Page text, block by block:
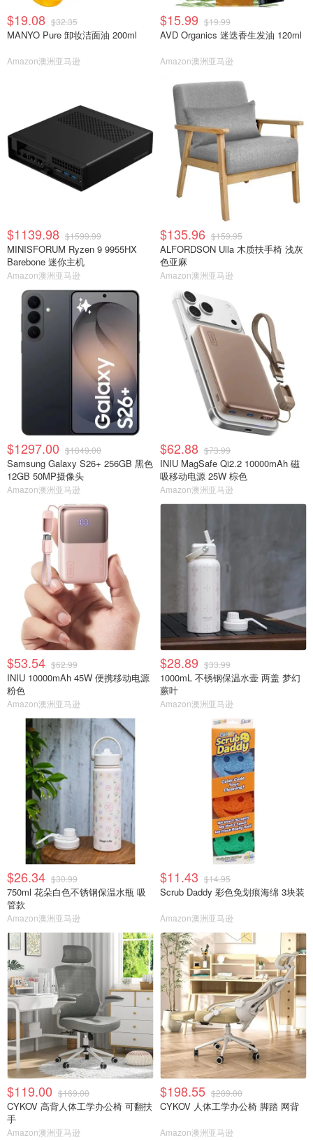
$19.08 $32.35
MANYO Pure 卸妆洁面油 200ml
Amazon澳洲亚马逊
$15.99 $19.99
AVD Organics 迷迭香生发油 120ml
Amazon澳洲亚马逊
$1139.98 $1599.99
MINISFORUM Ryzen 9 9955HX
Barebone 迷你主机
Amazon澳洲亚马逊
$135.96 $159.95
ALFORDSON Ulla 木质扶手椅 浅灰
色亚麻
Amazon澳洲亚马逊
$1297.00 $1849.00
Samsung Galaxy S26+ 256GB 黑色
12GB 50MP摄像头
Amazon澳洲亚马逊
$62.88 $73.99
INIU MagSafe Qi2.2 10000mAh 磁
吸移动电源 25W 棕色
Amazon澳洲亚马逊
$53.54 $62.99
INIU 10000mAh 45W 便携移动电源
粉色
Amazon澳洲亚马逊
$28.89 $33.99
1000mL 不锈钢保温水壶 两盖 梦幻
蕨叶
Amazon澳洲亚马逊
$26.34 $30.99
750ml 花朵白色不锈钢保温水瓶 吸
管款
Amazon澳洲亚马逊
$11.43 $14.95
Scrub Daddy 彩色免划痕海绵 3块装
Amazon澳洲亚马逊
$119.00 $169.00
CYKOV 高背人体工学办公椅 可翻扶
手
Amazon澳洲亚马逊
$198.55 $289.00
CYKOV 人体工学办公椅 脚踏 网背
Amazon澳洲亚马逊